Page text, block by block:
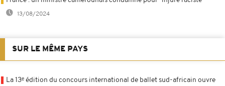
13/08/2024
SUR LE MÊME PAYS
La 13ᵉ édition du concours international de ballet sud-africain ouvre